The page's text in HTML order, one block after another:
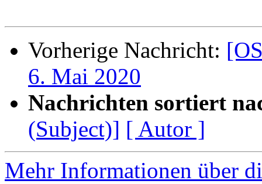
Vorherige Nachricht:
6. Mai 2020
Nachrichten sortiert
(Subject)] [ Autor ]
Mehr Informationen über